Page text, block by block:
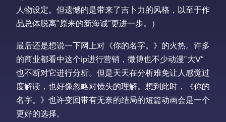
人物设定。但遗憾的是带来了吉卜力的风格，以至于作
品总体脱离“原来的新海诚”更进一步。）
最后还是想说一下网上对《你的名字。》的火热。许多
的商业都看中这个ip进行营销，微博也不少动漫“大V”
也不断对它进行分析。但是天天在分析难免让人感觉过
度解读，也好像忽略对镜头的理解。想到此时，《你的
名字。》也许变回带有无奈的结局的短篇动画会是一个
更好的选择。